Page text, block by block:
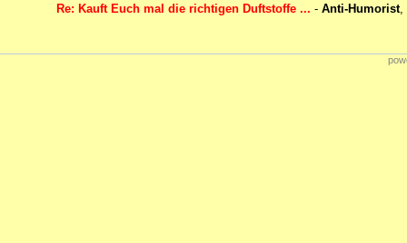
Re: Kauft Euch mal die richtigen Duftstoffe ... - Anti-Humorist,